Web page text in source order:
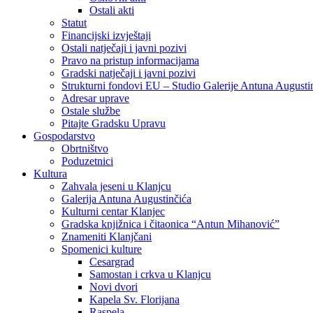
Ostali akti
Statut
Financijski izvještaji
Ostali natječaji i javni pozivi
Pravo na pristup informacijama
Gradski natječaji i javni pozivi
Strukturni fondovi EU – Studio Galerije Antuna
Adresar uprave
Ostale službe
Pitajte Gradsku Upravu
Gospodarstvo
Obrtništvo
Poduzetnici
Kultura
Zahvala jeseni u Klanjcu
Galerija Antuna Augustinčića
Kulturni centar Klanjec
Gradska knjižnica i čitaonica “Antun Mihanović”
Znameniti Klanjčani
Spomenici kulture
Cesargrad
Samostan i crkva u Klanjcu
Novi dvori
Kapela Sv. Florijana